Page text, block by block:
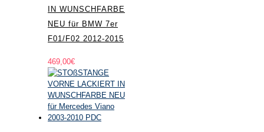
IN WUNSCHFARBE
NEU für BMW 7er
F01/F02 2012-2015
469,00€